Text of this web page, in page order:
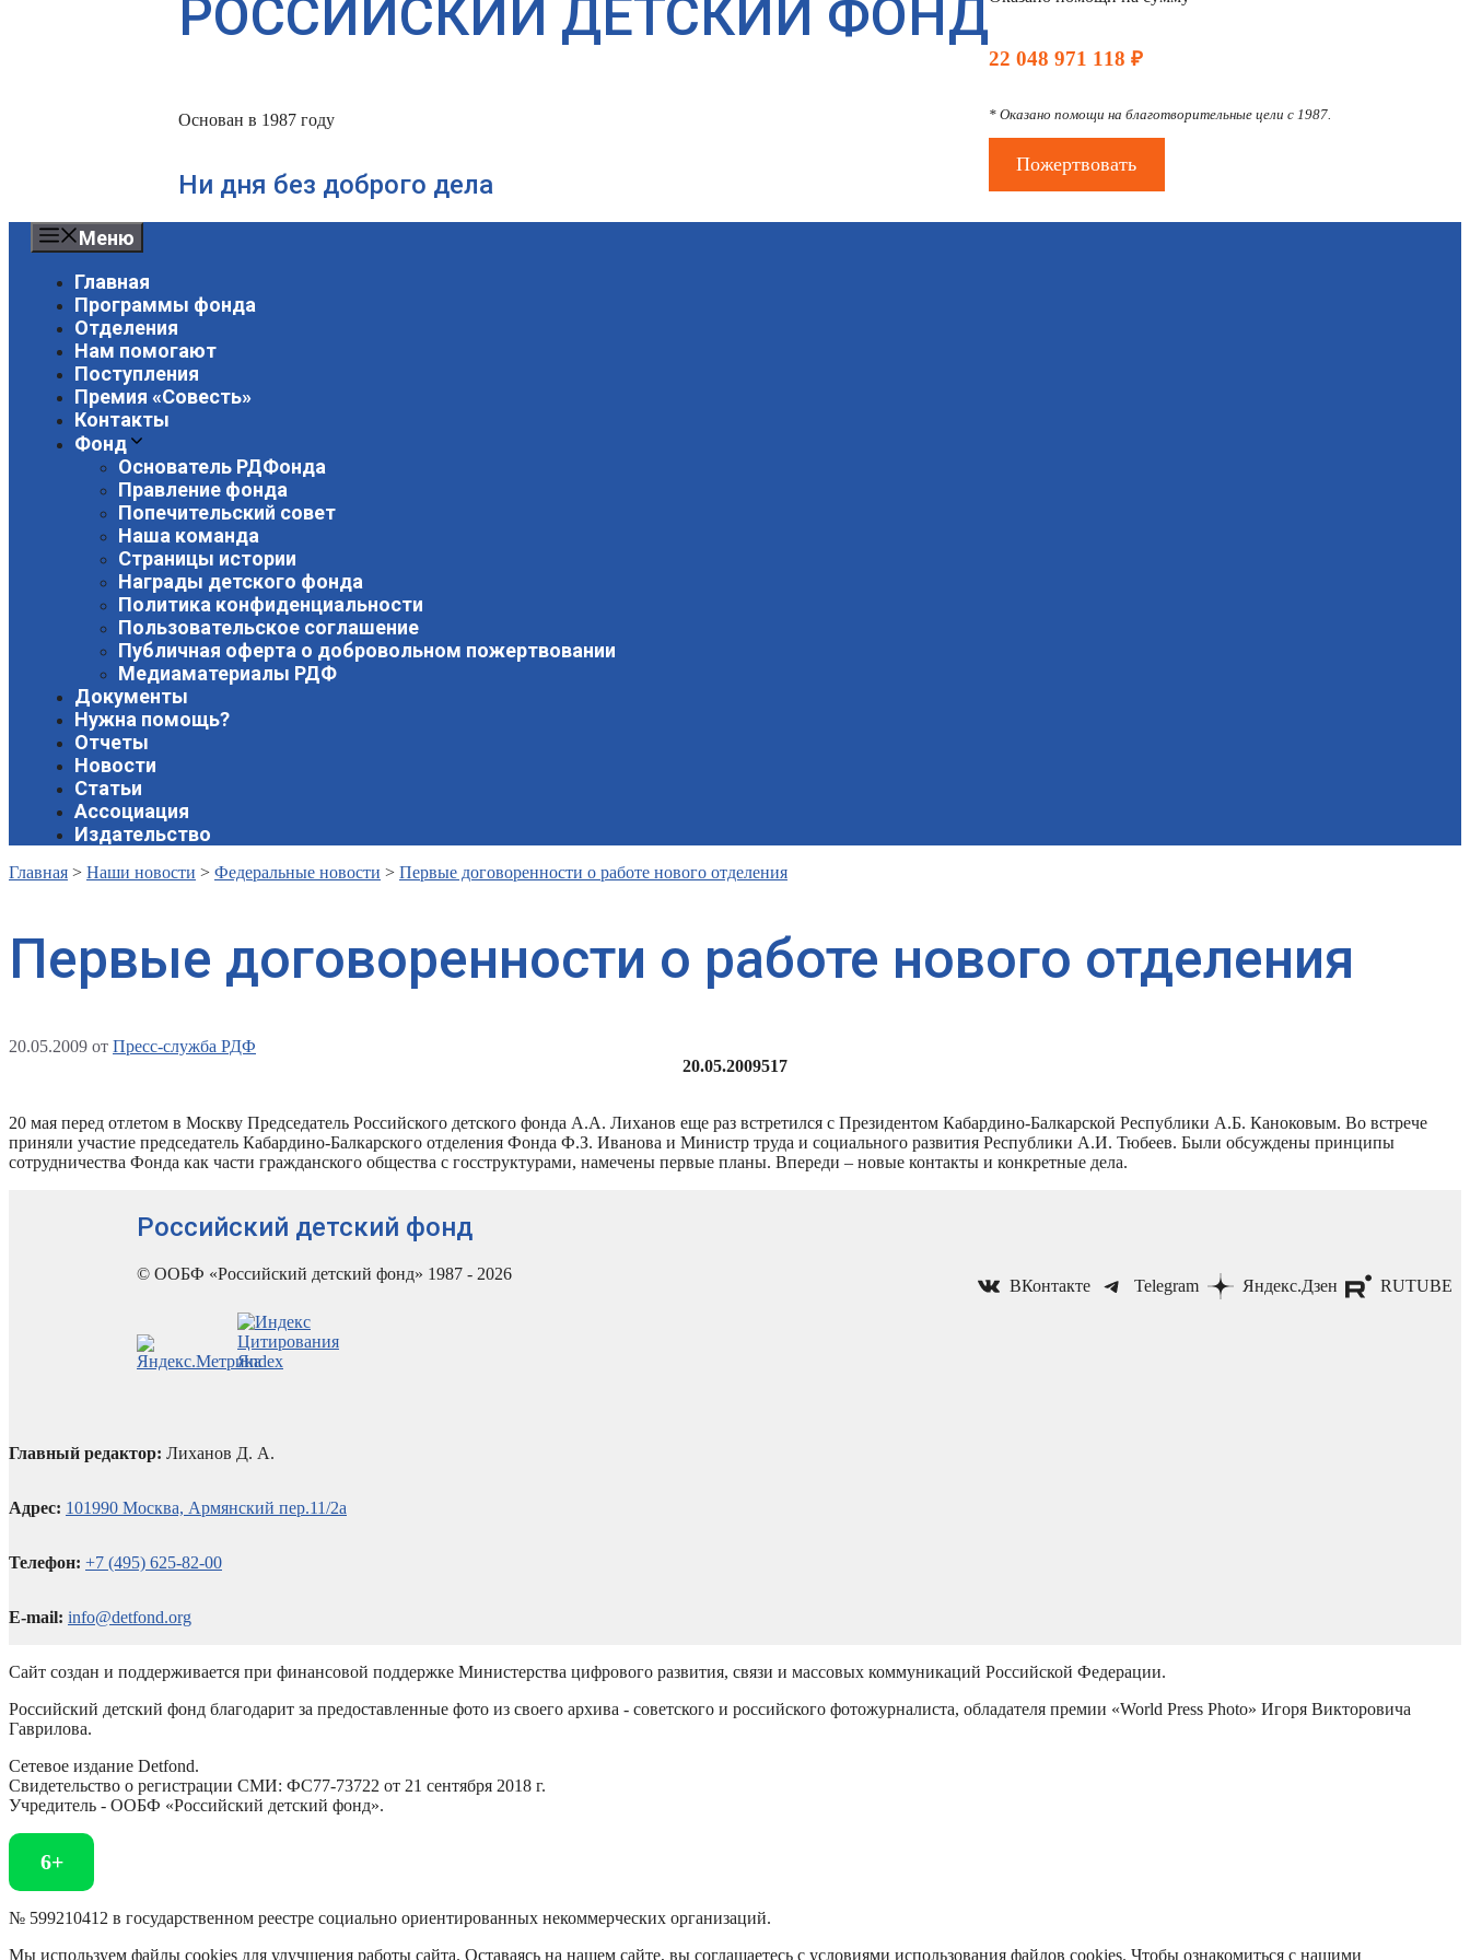
РОССИЙСКИЙ ДЕТСКИЙ ФОНД
Основан в 1987 году
Ни дня без доброго дела
22 048 971 118 ₽
* Оказано помощи на благотворительные цели с 1987.
Пожертвовать
Меню
Главная
Программы фонда
Отделения
Нам помогают
Поступления
Премия «Совесть»
Контакты
Фонд
Основатель РДФонда
Правление фонда
Попечительский совет
Наша команда
Страницы истории
Награды детского фонда
Политика конфиденциальности
Пользовательское соглашение
Публичная оферта о добровольном пожертвовании
Медиаматериалы РДФ
Документы
Нужна помощь?
Отчеты
Новости
Статьи
Ассоциация
Издательство
Главная > Наши новости > Федеральные новости > Первые договоренности о работе нового отделения
Первые договоренности о работе нового отделения
20.05.2009 от Пресс-служба РДФ
20.05.2009517
20 мая перед отлетом в Москву Председатель Российского детского фонда А.А. Лиханов еще раз встретился с Президентом Кабардино-Балкарской Республики А.Б. Каноковым. Во встрече
приняли участие председатель Кабардино-Балкарского отделения Фонда Ф.З. Иванова и Министр труда и социального развития Республики А.И. Тюбеев. Были обсуждены принципы
сотрудничества Фонда как части гражданского общества с госструктурами, намечены первые планы. Впереди – новые контакты и конкретные дела.
Российский детский фонд
© ООБФ «Российский детский фонд» 1987 - 2026
ВКонтакте Telegram Яндекс.Дзен RUTUBE
Главный редактор: Лиханов Д. А.
Адрес: 101990 Москва, Армянский пер.11/2а
Телефон: +7 (495) 625-82-00
E-mail: info@detfond.org
Сайт создан и поддерживается при финансовой поддержке Министерства цифрового развития, связи и массовых коммуникаций Российской Федерации.
Российский детский фонд благодарит за предоставленные фото из своего архива - советского и российского фотожурналиста, обладателя премии «World Press Photo» Игоря Викторовича
Гаврилова.
Сетевое издание Detfond.
Свидетельство о регистрации СМИ: ФС77-73722 от 21 сентября 2018 г.
Учредитель - ООБФ «Российский детский фонд».
6+
№ 599210412 в государственном реестре социально ориентированных некоммерческих организаций.
Мы используем файлы cookies для улучшения работы сайта. Оставаясь на нашем сайте, вы соглашаетесь с условиями использования файлов cookies. Чтобы ознакомиться с нашими